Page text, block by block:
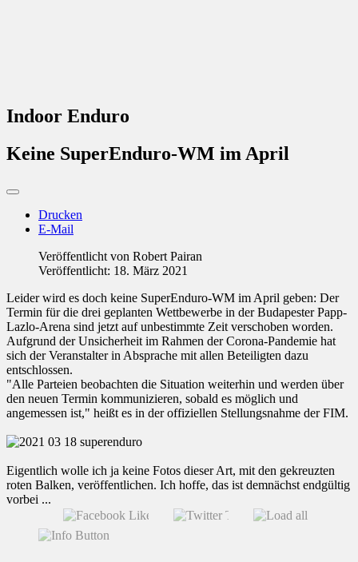
Indoor Enduro
Keine SuperEnduro-WM im April
Drucken
E-Mail
Veröffentlicht von Robert Pairan
Veröffentlicht: 18. März 2021
Leider wird es doch keine SuperEnduro-WM im April geben: Der
Termin für die drei geplanten Wettbewerbe in der Budapester Papp-
Lazlo-Arena sind jetzt auf unbestimmte Zeit verschoben worden.
Aufgrund der Unsicherheit im Rahmen der Corona-Pandemie hat
sich der Veranstalter in Absprache mit allen Beteiligten dazu
entschlossen.
"Alle Parteien beobachten die Situation weiterhin und werden über
den neuen Termin kommunizieren, sobald es möglich und
angemessen ist," heißt es in der offiziellen Stellungsnahme der FIM.
Eigentlich wolle ich ja keine Fotos dieser Art, mit den gekreuzten
roten Balken, veröffentlichen. Ich hoffe, das ist demnächst endgültig
vorbei ...